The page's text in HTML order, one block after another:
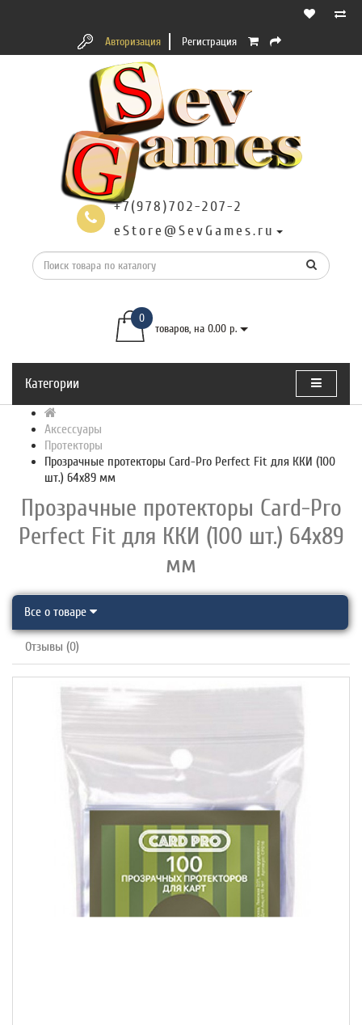
Авторизация Регистрация
+7(978)702-207-2
eStore@SevGames.ru
0
товаров, на 0.00 р.
Категории
Аксессуары
Протекторы
Прозрачные протекторы Card-Pro Perfect Fit для ККИ (100
шт.) 64x89 мм
Прозрачные протекторы Card-Pro
Perfect Fit для ККИ (100 шт.) 64x89
мм
Все о товаре
Отзывы (0)